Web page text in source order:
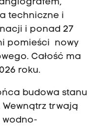
techniczne i
i ponad 27
pomieści nowy
Całość ma
roku.
budowa stanu
trwają